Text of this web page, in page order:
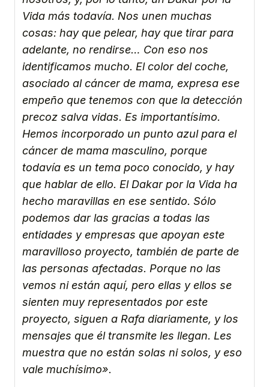
Vida más todavía. Nos unen muchas
cosas: hay que pelear, hay que tirar para
adelante, no rendirse… Con eso nos
identificamos mucho. El color del coche,
asociado al cáncer de mama, expresa ese
empeño que tenemos con que la detección
precoz salva vidas. Es importantísimo.
Hemos incorporado un punto azul para el
cáncer de mama masculino, porque
todavía es un tema poco conocido, y hay
que hablar de ello. El Dakar por la Vida ha
hecho maravillas en ese sentido. Sólo
podemos dar las gracias a todas las
entidades y empresas que apoyan este
maravilloso proyecto, también de parte de
las personas afectadas. Porque no las
vemos ni están aquí, pero ellas y ellos se
sienten muy representados por este
proyecto, siguen a Rafa diariamente, y los
mensajes que él transmite les llegan. Les
muestra que no están solas ni solos, y eso
vale muchísimo».